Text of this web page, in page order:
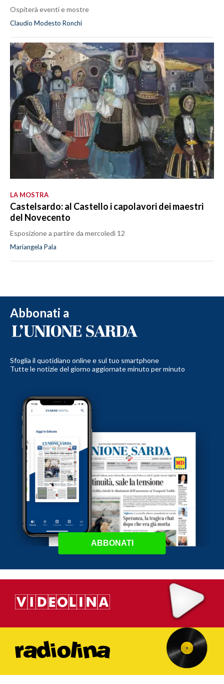
Ospiterà eventi e mostre
Claudio Modesto Ronchi
LA MOSTRA
Castelsardo: al Castello i capolavori dei maestri
del Novecento
Esposizione a partire da mercoledì 12
Mariangela Pala
Abbonati a
Sfoglia il quotidiano online e sul tuo smartphone
Tutte le notizie del giorno aggiornate minuto per minuto
ABBONATI